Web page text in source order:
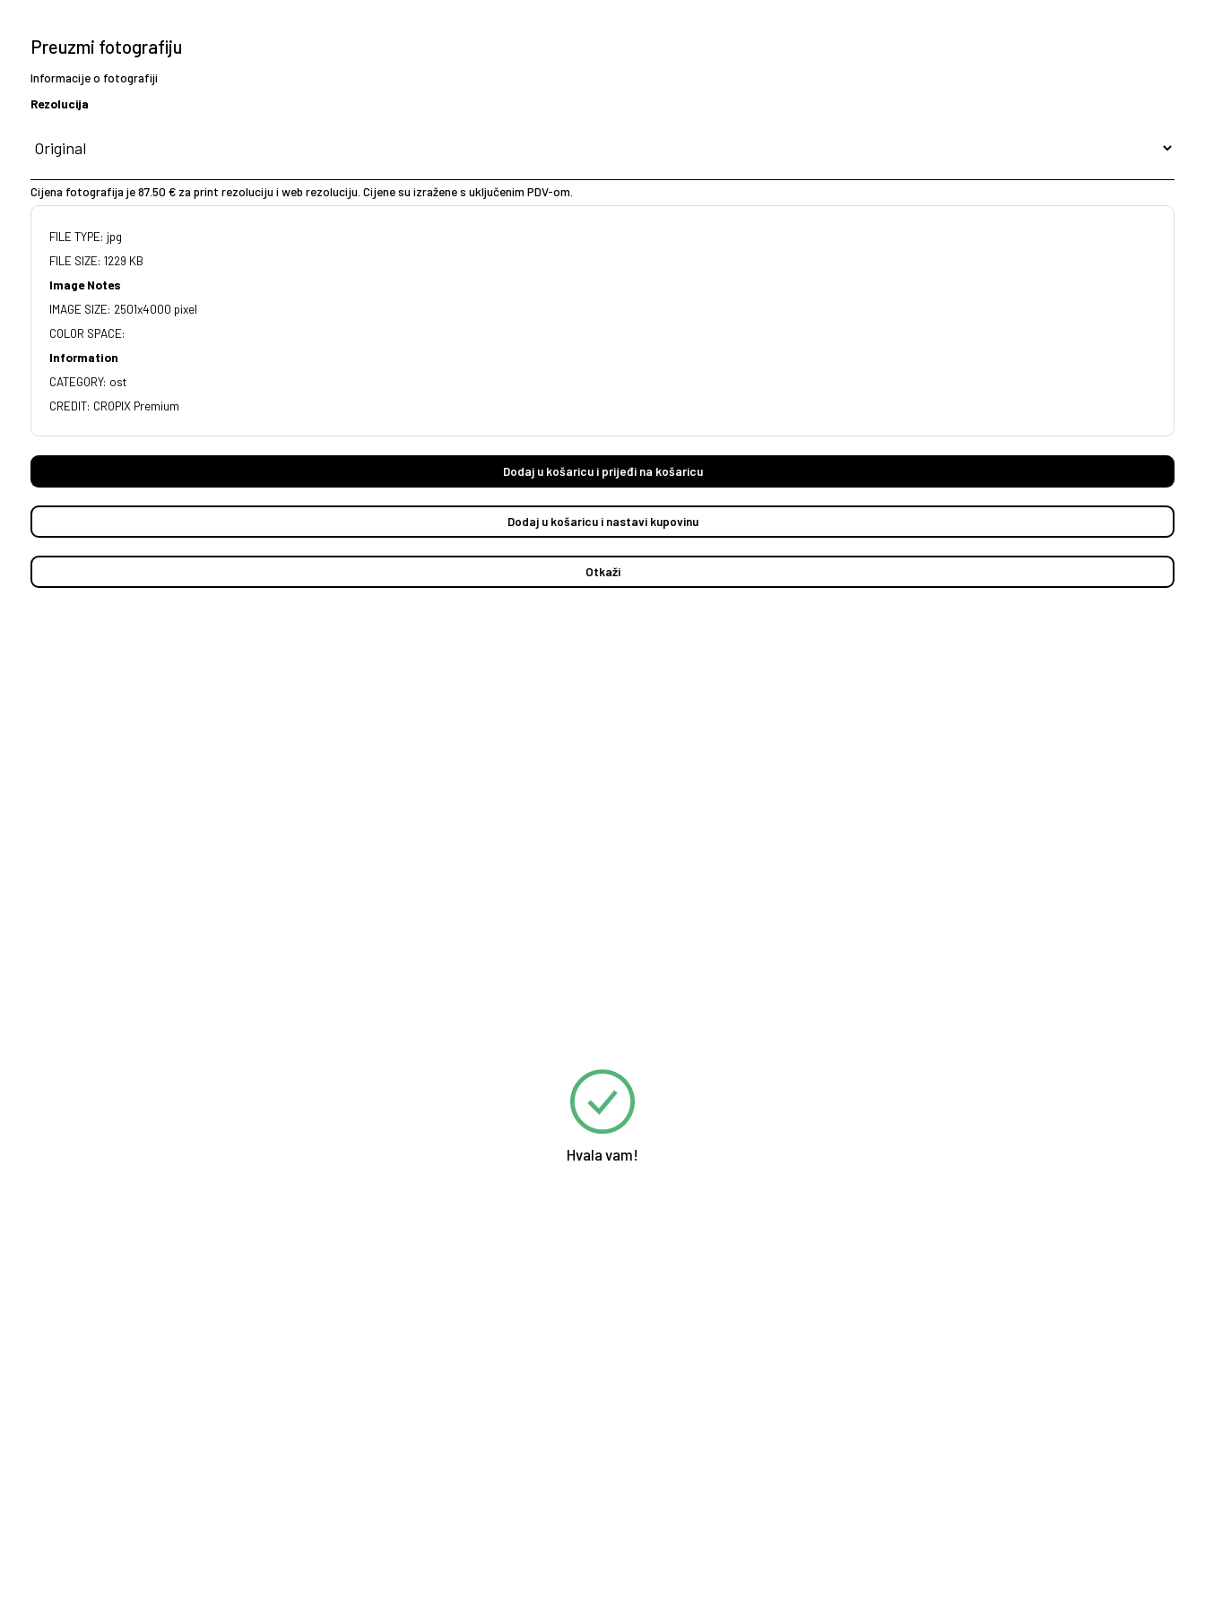
Preuzmi fotografiju
Informacije o fotografiji
Rezolucija
Cijena fotografija je 87.50 € za print rezoluciju i web rezoluciju. Cijene su izražene s uključenim PDV-om.
FILE TYPE: jpg
FILE SIZE: 1229 KB
Image Notes
IMAGE SIZE: 2501x4000 pixel
COLOR SPACE:
Information
CATEGORY: ost
CREDIT: CROPIX Premium
Dodaj u košaricu i prijeđi na košaricu
Dodaj u košaricu i nastavi kupovinu
Otkaži
Hvala vam!